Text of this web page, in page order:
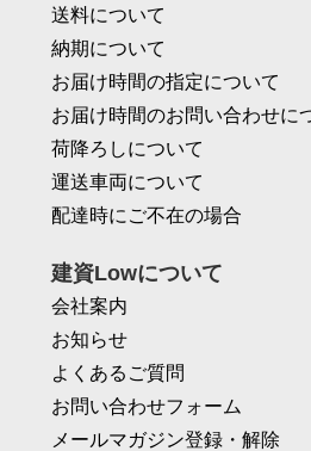
送料について
納期について
お届け時間の指定について
お届け時間のお問い合わせに
荷降ろしについて
運送車両について
配達時にご不在の場合
建資Lowについて
会社案内
お知らせ
よくあるご質問
お問い合わせフォーム
メールマガジン登録・解除